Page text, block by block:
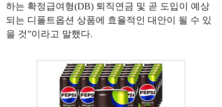
하는 확정급여형(DB) 퇴직연금 및 곧 도입이 예상
되는 디폴트옵션 상품에 효율적인 대안이 될 수 있
을 것”이라고 말했다.